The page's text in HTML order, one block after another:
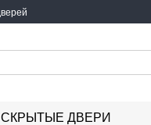
СКРЫТЫЕ ДВЕРИ